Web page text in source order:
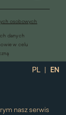
PL | EN
nasz serwis
osobowych
danych
w celu